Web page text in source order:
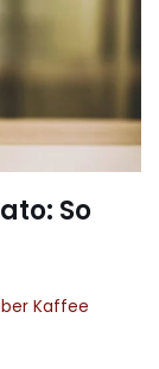
So
Kaffee